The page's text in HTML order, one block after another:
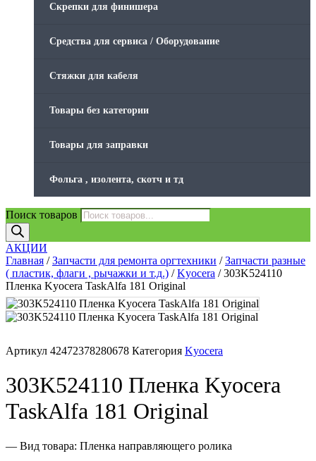
Скрепки для финишера
Средства для сервиса / Оборудование
Стяжки для кабеля
Товары без категории
Товары для заправки
Фольга , изолента, скотч и тд
Поиск товаров
АКЦИИ
Главная /Запчасти для ремонта оргтехники /Запчасти разные
( пластик, флаги , рычажки и т.д.) /Kyocera / 303K524110
Пленка Kyocera TaskAlfa 181 Original
Артикул 42472378280678 Категория Kyocera
303K524110 Пленка Kyocera
TaskAlfa 181 Original
— Вид товара: Пленка направляющего ролика